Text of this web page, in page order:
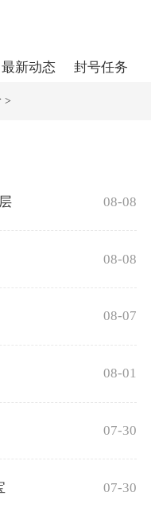
最新动态 封号任务
>
08-08
08-08
08-07
08-01
07-30
07-30